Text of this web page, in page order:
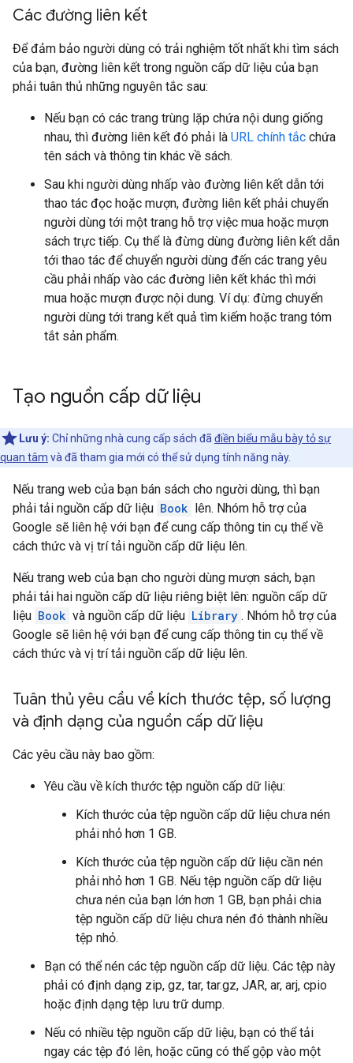
Các đường liên kết
Để đảm bảo người dùng có trải nghiệm tốt nhất khi tìm sách
của bạn, đường liên kết trong nguồn cấp dữ liệu của bạn
phải tuân thủ những nguyên tắc sau:
Nếu bạn có các trang trùng lặp chứa nội dung giống
nhau, thì đường liên kết đó phải là URL chính tắc chứa
tên sách và thông tin khác về sách.
Sau khi người dùng nhấp vào đường liên kết dẫn tới
thao tác đọc hoặc mượn, đường liên kết phải chuyển
người dùng tới một trang hỗ trợ việc mua hoặc mượn
sách trực tiếp. Cụ thể là đừng dùng đường liên kết dẫn
tới thao tác để chuyển người dùng đến các trang yêu
cầu phải nhấp vào các đường liên kết khác thì mới
mua hoặc mượn được nội dung. Ví dụ: đừng chuyển
người dùng tới trang kết quả tìm kiếm hoặc trang tóm
tắt sản phẩm.
Tạo nguồn cấp dữ liệu
Lưu ý: Chỉ những nhà cung cấp sách đã điền biểu mẫu bày tỏ sự
quan tâm và đã tham gia mới có thể sử dụng tính năng này.
Nếu trang web của bạn bán sách cho người dùng, thì bạn
phải tải nguồn cấp dữ liệu Book lên. Nhóm hỗ trợ của
Google sẽ liên hệ với bạn để cung cấp thông tin cụ thể về
cách thức và vị trí tải nguồn cấp dữ liệu lên.
Nếu trang web của bạn cho người dùng mượn sách, bạn
phải tải hai nguồn cấp dữ liệu riêng biệt lên: nguồn cấp dữ
liệu Book và nguồn cấp dữ liệu Library . Nhóm hỗ trợ của
Google sẽ liên hệ với bạn để cung cấp thông tin cụ thể về
cách thức và vị trí tải nguồn cấp dữ liệu lên.
Tuân thủ yêu cầu về kích thước tệp, số lượng
và định dạng của nguồn cấp dữ liệu
Các yêu cầu này bao gồm:
Yêu cầu về kích thước tệp nguồn cấp dữ liệu:
Kích thước của tệp nguồn cấp dữ liệu chưa nén
phải nhỏ hơn 1 GB.
Kích thước của tệp nguồn cấp dữ liệu cần nén
phải nhỏ hơn 1 GB. Nếu tệp nguồn cấp dữ liệu
chưa nén của bạn lớn hơn 1 GB, bạn phải chia
tệp nguồn cấp dữ liệu chưa nén đó thành nhiều
tệp nhỏ.
Bạn có thể nén các tệp nguồn cấp dữ liệu. Các tệp này
phải có định dạng zip, gz, tar, tar.gz, JAR, ar, arj, cpio
hoặc định dạng tệp lưu trữ dump.
Nếu có nhiều tệp nguồn cấp dữ liệu, bạn có thể tải
ngay các tệp đó lên, hoặc cũng có thể gộp vào một